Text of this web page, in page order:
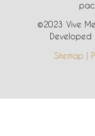
©2023 Vive
Developed
Sitemap |